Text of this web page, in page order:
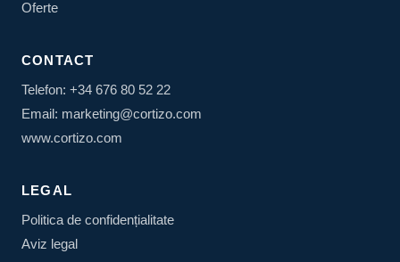
Oferte
CONTACT
Telefon: +34 676 80 52 22
Email: marketing@cortizo.com
www.cortizo.com
LEGAL
Politica de confidențialitate
Aviz legal